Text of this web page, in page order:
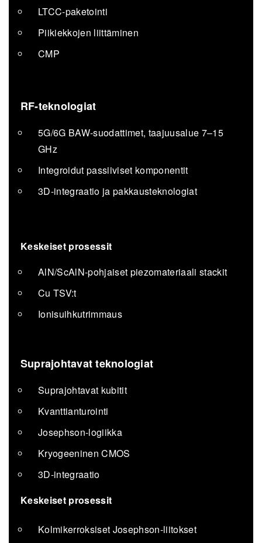
LTCC-paketointi
Piikiekkojen liittäminen
CMP
RF-teknologiat
5G/6G BAW-suodattimet, taajuusalue 7–15
GHz
Integroidut passiiviset komponentit
3D-integraatio ja pakkausteknologiat
Keskeiset prosessit
AlN/ScAlN-pohjaiset piezomateriaali stackit
Cu TSV:t
Ionisuihkutrimmaus
Suprajohtavat teknologiat
Suprajohtavat kubitit
Kvanttianturointi
Josephson-logiikka
Kryogeeninen CMOS
3D-integraatio
Keskeiset prosessit
Kolmikerroksiset Josephson-liitokset